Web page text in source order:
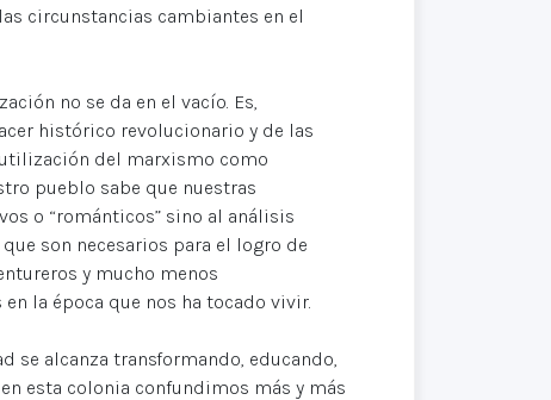
circunstancias cambiantes en el
no se da en el vacío. Es,
histórico revolucionario y de las
del marxismo como
pueblo sabe que nuestras
o “románticos” sino al análisis
son necesarios para el logro de
y mucho menos
la época que nos ha tocado vivir.
se alcanza transformando, educando,
esta colonia confundimos más y más